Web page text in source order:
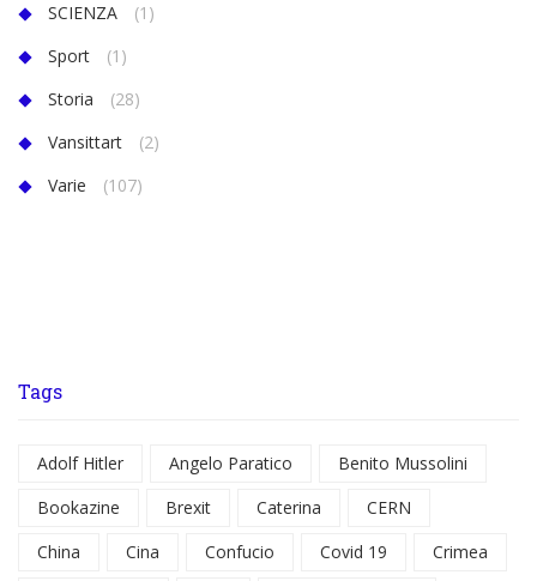
SCIENZA
(1)
Sport
(1)
Storia
(28)
Vansittart
(2)
Varie
(107)
Tags
Adolf Hitler Angelo Paratico
Benito Mussolini
Bookazine
Brexit Caterina
CERN
China
Cina Confucio Covid 19
Crimea